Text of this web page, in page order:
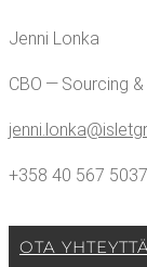
Jen­ni Lonka
CBO — Sourcing
+358 40 567 5037
OTA